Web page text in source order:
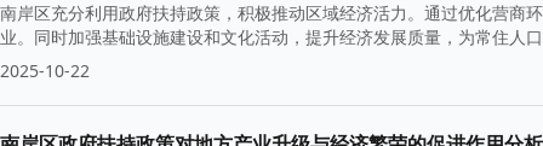
南岸区充分利用政府扶持政策，积极推动区域经济活力。通过优化营商
业。同时加强基础设施建设和文化活动，提升经济发展质量，为常住人
2025-10-22